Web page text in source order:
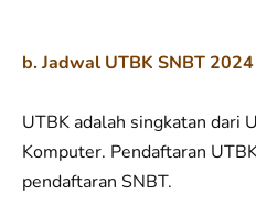
b. Jadwal UTBK SNBT 2024
UTBK adalah singkatan dari
Komputer. Pendaftaran
pendaftaran SNBT.